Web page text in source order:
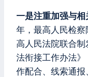
一是注重加强与相
年，最高人民检
高人民法院联合制
法衔接工作办法
作配合、线索通